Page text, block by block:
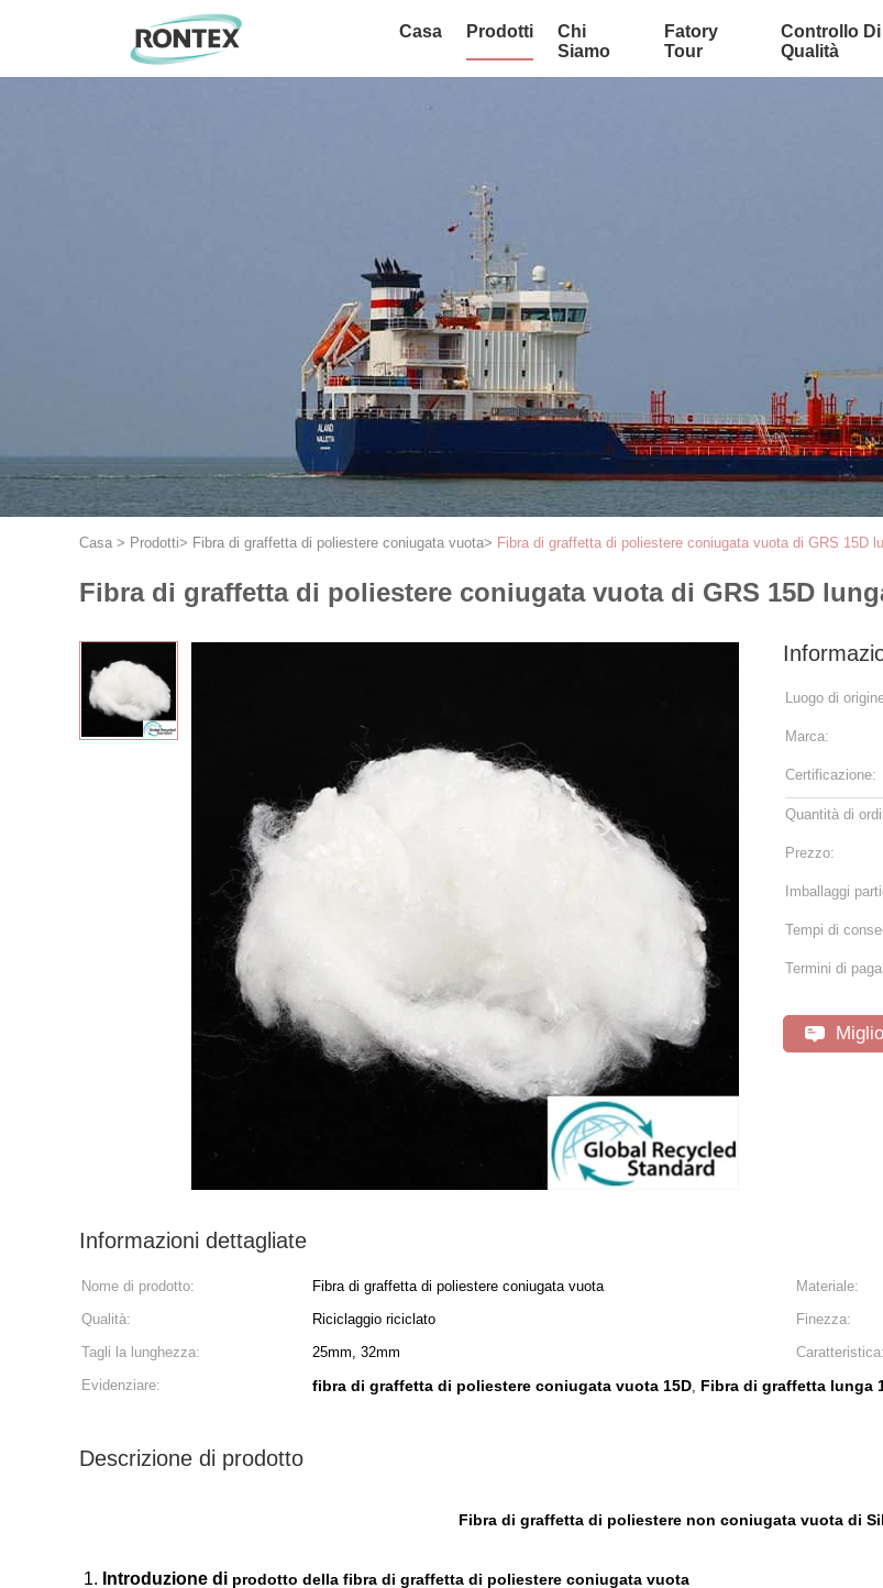
Casa Prodotti
Chi
Siamo
Fatory
Tour
Controllo Di
Qualità
Casa > Prodotti> Fibra di graffetta di poliestere coniugata vuota> Fibra di graffetta di poliestere coniugata vuota di GRS 15D
Fibra di graffetta di poliestere coniugata vuota di GRS 15D
Luogo di
Marca:
Certificazione:
Quantità di
Prezzo:
Imballaggi
Tempi di
Termini di
Informazioni dettagliate
Nome di prodotto: Fibra di graffetta di poliestere coniugata vuota Materiale:
Qualità:
Riciclaggio riciclato Finezza:
Tagli la lunghezza:
25mm, 32mm Caratteristica:
Evidenziare:
fibra di graffetta di poliestere coniugata vuota 15D, Fibra di graffetta lunga
Descrizione di prodotto
Fibra di graffetta di poliestere non coniugata vuota di
1. Introduzione di prodotto della fibra di graffetta di poliestere coniugata vuota